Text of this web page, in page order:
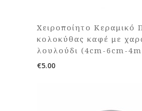
Χειροποίητο Κεραμικό
κολοκύθας καφέ με
λουλούδι (4cm-6cm-
€5.00